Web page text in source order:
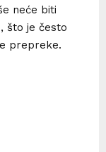
neće biti
što je često
prepreke.